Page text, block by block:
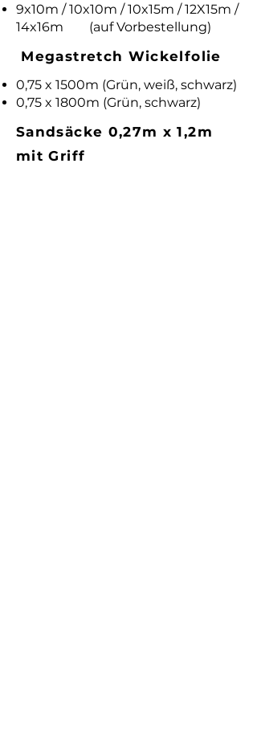
9x10m / 10x10m / 10x15m / 12X15m /
14x16m (auf Vorbestellung)
Megastretch Wickelfolie
0,75 x 1500m (Grün, weiß, schwarz)
0,75 x 1800m (Grün, schwarz)
Sandsäcke 0,27m x 1,2m
mit Griff